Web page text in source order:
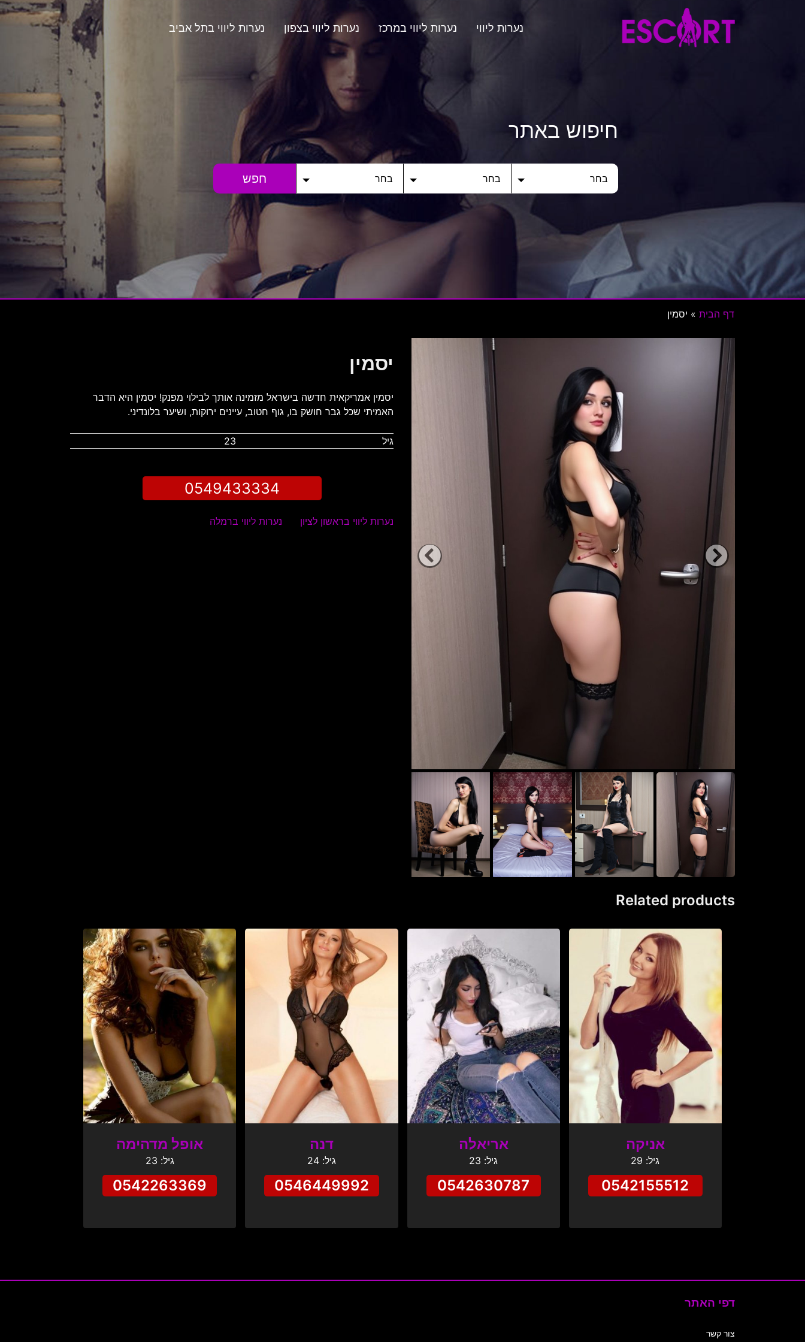
נערות ליווי נערות ליווי במרכז נערות ליווי בצפון נערות ליווי בתל אביב
חיפוש באתר
בחר בחר בחר חפש
דף הבית » יסמין
יסמין
יסמין אמריקאית חדשה בישראל מזמינה אותך לבילוי מפנק! יסמין היא הדבר
האמיתי שכל גבר חושק בו, גוף חטוב, עיינים ירוקות, ושיער בלונדיני.
גיל 23
0549433334
נערות ליווי בראשון לציון נערות ליווי ברמלה
Related products
אניקה
גיל: 29
0542155512
אריאלה
גיל: 23
0542630787
דנה
גיל: 24
0546449992
אופל מדהימה
גיל: 23
0542263369
דפי האתר
צור קשר